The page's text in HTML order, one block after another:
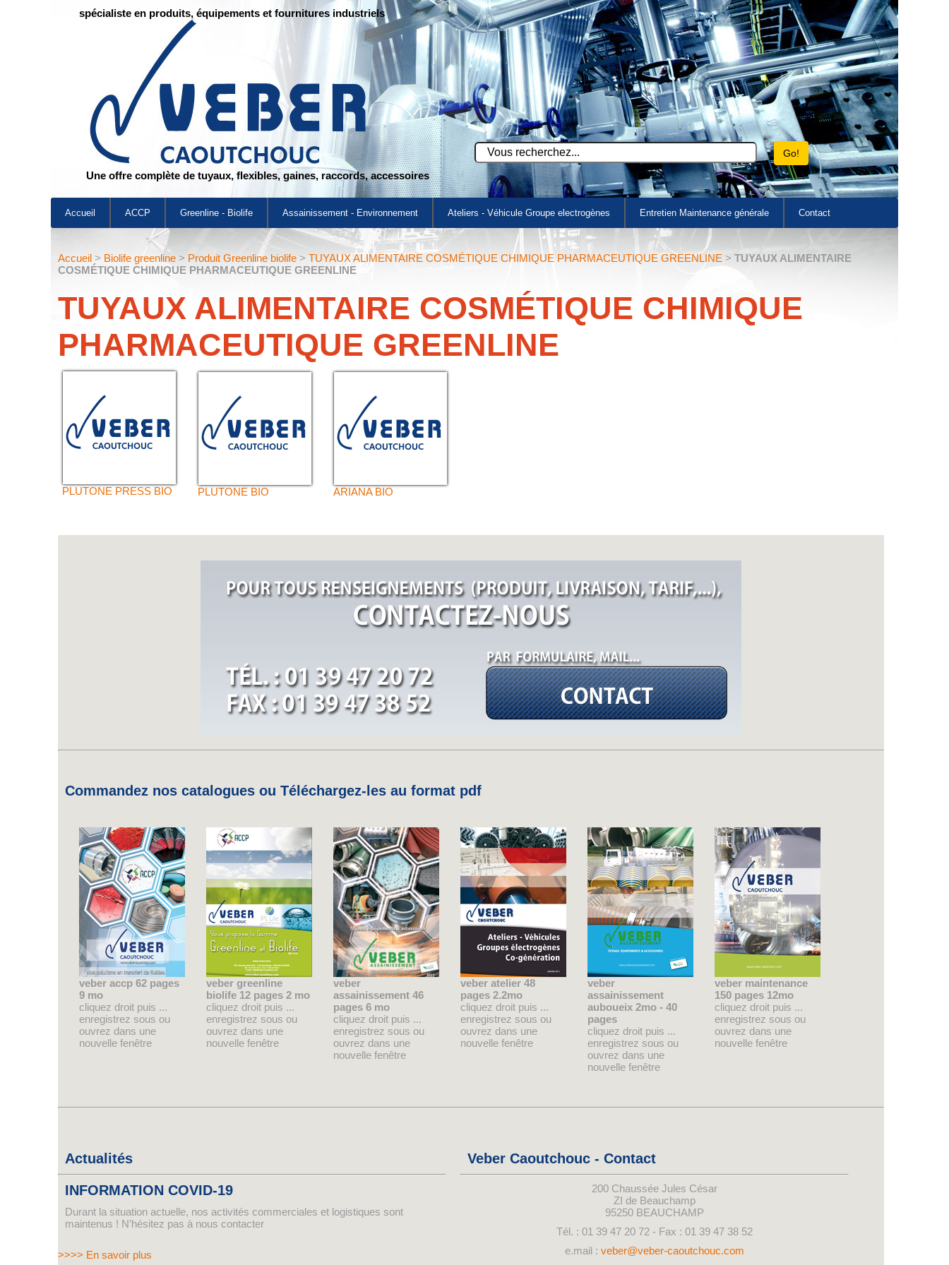
spécialiste en produits, équipements et fournitures industriels
Une offre complète de tuyaux, flexibles, gaines, raccords, accessoires
Accueil ACCP Greenline - Biolife Assainissement - Environnement Ateliers - Véhicule Groupe electrogènes Entretien Maintenance générale Contact
Accueil > Biolife greenline > Produit Greenline biolife > TUYAUX ALIMENTAIRE COSMÉTIQUE CHIMIQUE PHARMACEUTIQUE GREENLINE > TUYAUX ALIMENTAIRE
COSMÉTIQUE CHIMIQUE PHARMACEUTIQUE GREENLINE
TUYAUX ALIMENTAIRE COSMÉTIQUE CHIMIQUE
PHARMACEUTIQUE GREENLINE
PLUTONE PRESS BIO PLUTONE BIO ARIANA BIO
Commandez nos catalogues ou Téléchargez-les au format pdf
veber accp 62 pages
9 mo
cliquez droit puis ...
enregistrez sous ou
ouvrez dans une
nouvelle fenêtre
veber greenline
biolife 12 pages 2 mo
cliquez droit puis ...
enregistrez sous ou
ouvrez dans une
nouvelle fenêtre
veber
assainissement 46
pages 6 mo
cliquez droit puis ...
enregistrez sous ou
ouvrez dans une
nouvelle fenêtre
veber atelier 48
pages 2.2mo
cliquez droit puis ...
enregistrez sous ou
ouvrez dans une
nouvelle fenêtre
veber
assainissement
auboueix 2mo - 40
pages
cliquez droit puis ...
enregistrez sous ou
ouvrez dans une
nouvelle fenêtre
veber maintenance
150 pages 12mo
cliquez droit puis ...
enregistrez sous ou
ouvrez dans une
nouvelle fenêtre
Actualités
INFORMATION COVID-19
Durant la situation actuelle, nos activités commerciales et logistiques sont
maintenus ! N’hésitez pas à nous contacter
>>>> En savoir plus
Veber Caoutchouc - Contact
200 Chaussée Jules César
ZI de Beauchamp
95250 BEAUCHAMP
Tél. : 01 39 47 20 72 - Fax : 01 39 47 38 52
e.mail : veber@veber-caoutchouc.com